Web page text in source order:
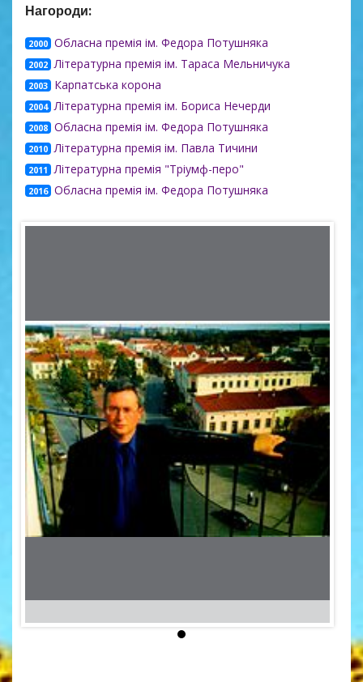
Нагороди:
2000 Обласна премія ім. Федора Потушняка
2002 Літературна премія ім. Тараса Мельничука
2003 Карпатська корона
2004 Літературна премія ім. Бориса Нечерди
2008 Обласна премія ім. Федора Потушняка
2010 Літературна премія ім. Павла Тичини
2011 Літературна премія "Тріумф-перо"
2016 Обласна премія ім. Федора Потушняка